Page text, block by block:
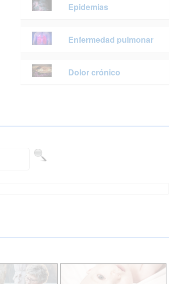
Epidemias
Enfermedad pulmonar
Dolor crónico